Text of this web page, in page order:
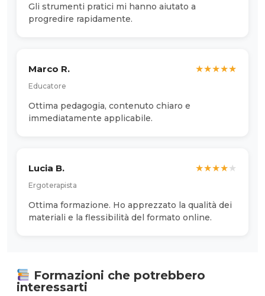
Gli strumenti pratici mi hanno aiutato a
progredire rapidamente.
Marco R.
Educatore
★★★★★
Ottima pedagogia, contenuto chiaro e
immediatamente applicabile.
Lucia B.
Ergoterapista
★★★★★
Ottima formazione. Ho apprezzato la qualità dei
materiali e la flessibilità del formato online.
Formazioni che potrebbero
interessarti